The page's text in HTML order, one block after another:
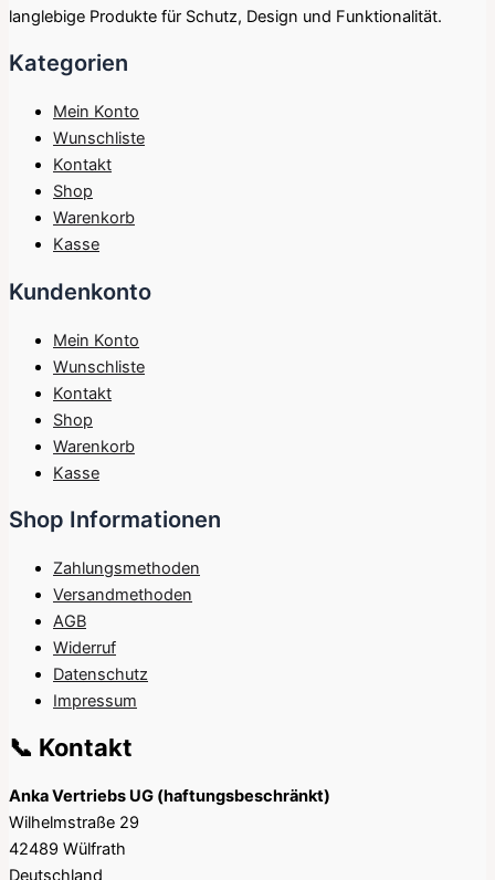
langlebige Produkte für Schutz, Design und Funktionalität.
Kategorien
Mein Konto
Wunschliste
Kontakt
Shop
Warenkorb
Kasse
Kundenkonto
Mein Konto
Wunschliste
Kontakt
Shop
Warenkorb
Kasse
Shop Informationen
Zahlungsmethoden
Versandmethoden
AGB
Widerruf
Datenschutz
Impressum
📞 Kontakt
Anka Vertriebs UG (haftungsbeschränkt)
Wilhelmstraße 29
42489 Wülfrath
Deutschland